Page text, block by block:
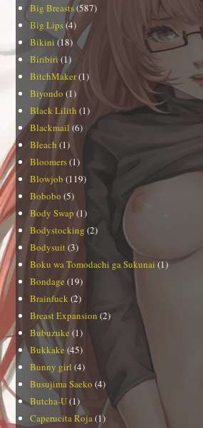
Big Breasts(587)
Big Lips(4)
Bikini (18)
Biribiri(1)
BitchMaker(1)
Biyondo (1)
Black Lilith (1)
Blackmail (6)
Bleach (1)
Bloomers(1)
Blowjob (119)
Bobobo (5)
Body Swap (1)
Bodystocking (2)
Bodysuit(3)
Boku wa Tomodachi ga Sukunai(1)
Bondage (19)
Brainfuck (2)
Breast Expansion (2)
Bubuzuke (1)
Bukkake(45)
Bunny girl (4)
Busujima Saeko (4)
Butcha-U(1)
Caperucita Roja(1)